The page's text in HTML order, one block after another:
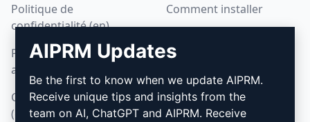
Politique de
confidentialité (en)
Politique d'utilisation
acceptable (en)
Conditions d'utilisation
(en)
Comment installer
AIPRM Updates
Be the first to know when we update AIPRM.
Receive unique tips and insights from the
team on AI, ChatGPT and AIPRM. Receive